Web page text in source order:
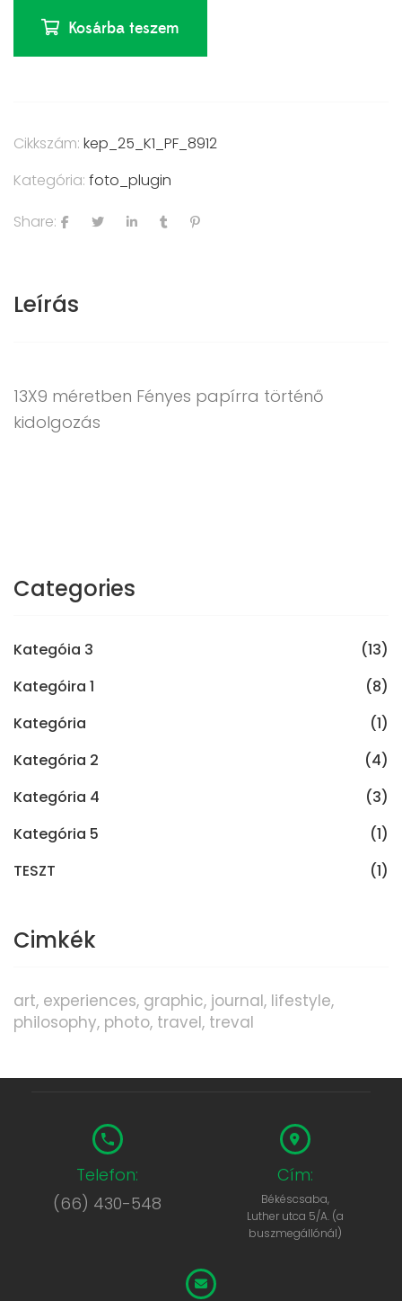
Kosárba teszem
Cikkszám: kep_25_K1_PF_8912
Kategória: foto_plugin
Share:
Leírás
13X9 méretben Fényes papírra történő
kidolgozás
Categories
Kategóia 3
(13)
Kategóira 1
(8)
Kategória
(1)
Kategória 2
(4)
Kategória 4
(3)
Kategória 5
(1)
TESZT
(1)
Cimkék
art experiences graphic journal lifestyle
philosophy photo travel treval
Telefon:
(66) 430-548
Cím:
Békéscsaba,
Luther utca 5/A. (a
buszmegállónál)